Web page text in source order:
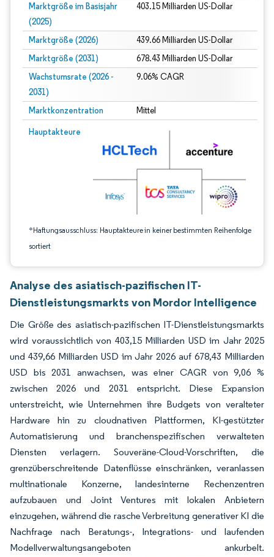
Marktgröße im Basisjahr
(2025)
403.15 Milliarden US-Dollar
Marktgröße (2026) 439.66 Milliarden US-Dollar
Marktgröße (2031) 678.43 Milliarden US-Dollar
Wachstumsrate (2026 -
2031)
9.06% CAGR
Marktkonzentration Mittel
Hauptakteure
*Haftungsausschluss: Hauptakteure in keiner bestimmten Reihenfolge
sortiert
Bild © Mordor Intelligence. Wiederverwendung erfordert Namensnennung
Analyse des asiatisch-pazifischen IT-
Dienstleistungsmarkts von Mordor Intelligence
Die Größe des asiatisch-pazifischen IT-Dienstleistungsmarkts
wird voraussichtlich von 403,15 Milliarden USD im Jahr 2025
und 439,66 Milliarden USD im Jahr 2026 auf 678,43 Milliarden
USD bis 2031 anwachsen, was einer CAGR von 9,06 %
zwischen 2026 und 2031 entspricht. Diese Expansion
unterstreicht, wie Unternehmen ihre Budgets von veralteter
Hardware hin zu cloudnativen Plattformen, KI-gestützter
Automatisierung und branchenspezifischen verwalteten
Diensten verlagern. Souveräne-Cloud-Vorschriften, die
grenzüberschreitende Datenflüsse einschränken, veranlassen
multinationale Konzerne, landesinterne Rechenzentren
aufzubauen und Joint Ventures mit lokalen Anbietern
einzugehen, während die rasche Verbreitung generativer KI die
Nachfrage nach Beratungs-, Integrations- und laufenden
Modellverwaltungsangeboten ankurbelt.